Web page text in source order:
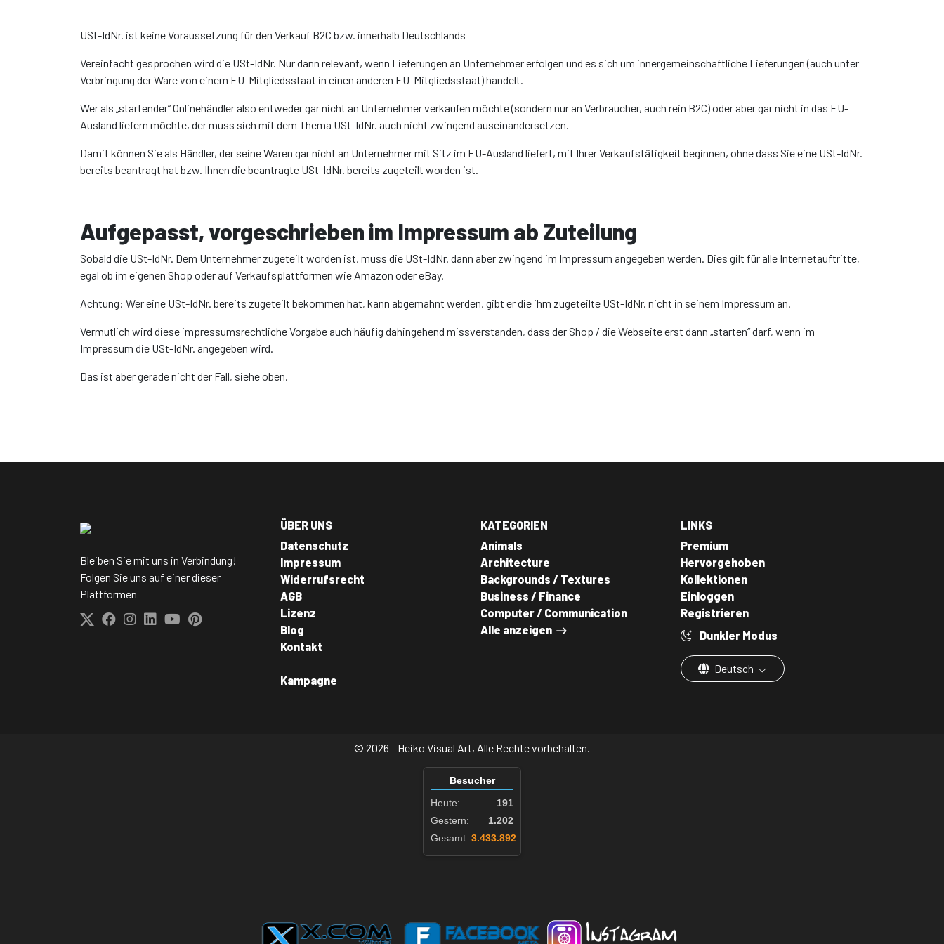
USt-IdNr. ist keine Voraussetzung für den Verkauf B2C bzw. innerhalb Deutschlands
Vereinfacht gesprochen wird die USt-IdNr. Nur dann relevant, wenn Lieferungen an Unternehmer erfolgen und es sich um innergemeinschaftliche Lieferungen (auch unter
Verbringung der Ware von einem EU-Mitgliedsstaat in einen anderen EU-Mitgliedsstaat) handelt.
Wer als „startender“ Onlinehändler also entweder gar nicht an Unternehmer verkaufen möchte (sondern nur an Verbraucher, auch rein B2C) oder aber gar nicht in das EU-
Ausland liefern möchte, der muss sich mit dem Thema USt-IdNr. auch nicht zwingend auseinandersetzen.
Damit können Sie als Händler, der seine Waren gar nicht an Unternehmer mit Sitz im EU-Ausland liefert, mit Ihrer Verkaufstätigkeit beginnen, ohne dass Sie eine USt-IdNr.
bereits beantragt hat bzw. Ihnen die beantragte USt-IdNr. bereits zugeteilt worden ist.
Aufgepasst, vorgeschrieben im Impressum ab Zuteilung
Sobald die USt-IdNr. Dem Unternehmer zugeteilt worden ist, muss die USt-IdNr. dann aber zwingend im Impressum angegeben werden. Dies gilt für alle Internetauftritte,
egal ob im eigenen Shop oder auf Verkaufsplattformen wie Amazon oder eBay.
Achtung: Wer eine USt-IdNr. bereits zugeteilt bekommen hat, kann abgemahnt werden, gibt er die ihm zugeteilte USt-IdNr. nicht in seinem Impressum an.
Vermutlich wird diese impressumsrechtliche Vorgabe auch häufig dahingehend missverstanden, dass der Shop / die Webseite erst dann „starten“ darf, wenn im
Impressum die USt-IdNr. angegeben wird.
Das ist aber gerade nicht der Fall, siehe oben.
Bleiben Sie mit uns in Verbindung!
Folgen Sie uns auf einer dieser
Plattformen
ÜBER UNS
Datenschutz
Impressum
Widerrufsrecht
AGB
Lizenz
Blog
Kontakt
Kampagne
KATEGORIEN
Animals
Architecture
Backgrounds / Textures
Business / Finance
Computer / Communication
Alle anzeigen
LINKS
Premium
Hervorgehoben
Kollektionen
Einloggen
Registrieren
Dunkler Modus
Deutsch
© 2026 - Heiko Visual Art, Alle Rechte vorbehalten.
Besucher
Heute:
191
Gestern:
1.202
Gesamt: 3.433.892